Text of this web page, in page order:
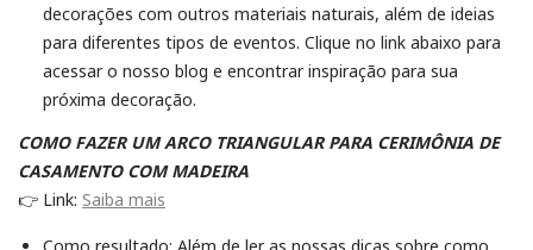
decorações com outros materiais naturais, além de ideias
para diferentes tipos de eventos. Clique no link abaixo para
acessar o nosso blog e encontrar inspiração para sua
próxima decoração.
COMO FAZER UM ARCO TRIANGULAR PARA CERIMÔNIA DE
CASAMENTO COM MADEIRA
👉 Link: Saiba mais